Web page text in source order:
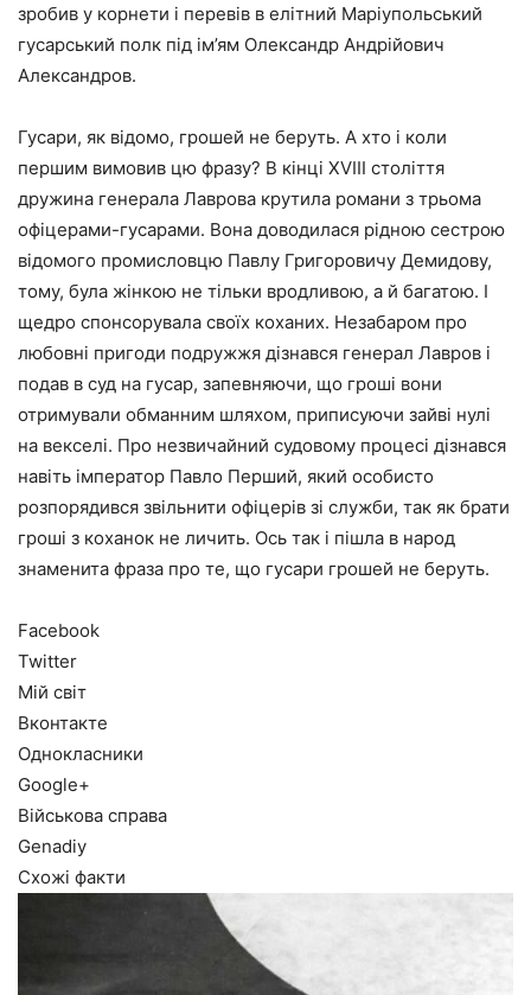
зробив у корнети і перевів в елітний Маріупольський
гусарський полк під ім’ям Олександр Андрійович
Александров.
Гусари, як відомо, грошей не беруть. А хто і коли
першим вимовив цю фразу? В кінці XVIII століття
дружина генерала Лаврова крутила романи з трьома
офіцерами-гусарами. Вона доводилася рідною сестрою
відомого промисловцю Павлу Григоровичу Демидову,
тому, була жінкою не тільки вродливою, а й багатою. І
щедро спонсорувала своїх коханих. Незабаром про
любовні пригоди подружжя дізнався генерал Лавров і
подав в суд на гусар, запевняючи, що гроші вони
отримували обманним шляхом, приписуючи зайві нулі
на векселі. Про незвичайний судовому процесі дізнався
навіть імператор Павло Перший, який особисто
розпорядився звільнити офіцерів зі служби, так як брати
гроші з коханок не личить. Ось так і пішла в народ
знаменита фраза про те, що гусари грошей не беруть.
Facebook
Twitter
Мій світ
Вконтакте
Однокласники
Google+
Військова справа
Genadiy
Схожі факти